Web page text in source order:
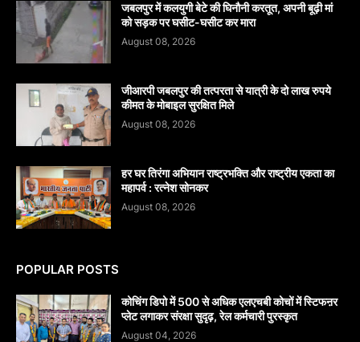
जबलपुर में कलयुगी बेटे की घिनौनी करतूत, अपनी बूढ़ी मां
को सड़क पर घसीट-घसीट कर मारा
August 08, 2026
जीआरपी जबलपुर की तत्परता से यात्री के दो लाख रुपये
कीमत के मोबाइल सुरक्षित मिले
August 08, 2026
हर घर तिरंगा अभियान राष्ट्रभक्ति और राष्ट्रीय एकता का
महापर्व : रत्नेश सोनकर
August 08, 2026
POPULAR POSTS
कोचिंग डिपो में 500 से अधिक एलएचबी कोचों में स्टिफऩर
प्लेट लगाकर संरक्षा सुदृढ़, रेल कर्मचारी पुरस्कृत
August 04, 2026